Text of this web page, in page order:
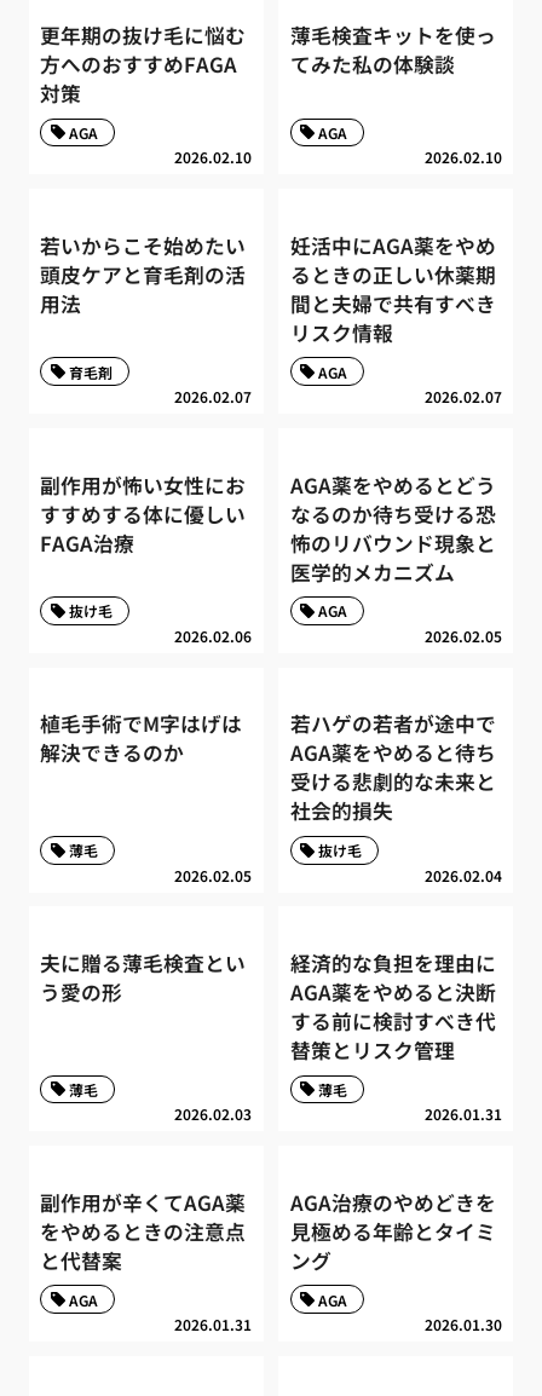
更年期の抜け毛に悩む
方へのおすすめFAGA
対策
2026.02.10
AGA
薄毛検査キットを使っ
てみた私の体験談
2026.02.10
AGA
若いからこそ始めたい
頭皮ケアと育毛剤の活
用法
2026.02.07
育毛剤
妊活中にAGA薬をやめ
るときの正しい休薬期
間と夫婦で共有すべき
リスク情報
2026.02.07
AGA
副作用が怖い女性にお
すすめする体に優しい
FAGA治療
2026.02.06
抜け毛
AGA薬をやめるとどう
なるのか待ち受ける恐
怖のリバウンド現象と
医学的メカニズム
2026.02.05
AGA
植毛手術でM字はげは
解決できるのか
2026.02.05
薄毛
若ハゲの若者が途中で
AGA薬をやめると待ち
受ける悲劇的な未来と
社会的損失
2026.02.04
抜け毛
夫に贈る薄毛検査とい
う愛の形
2026.02.03
薄毛
経済的な負担を理由に
AGA薬をやめると決断
する前に検討すべき代
替策とリスク管理
2026.01.31
薄毛
副作用が辛くてAGA薬
をやめるときの注意点
と代替案
2026.01.31
AGA
AGA治療のやめどきを
見極める年齢とタイミ
ング
2026.01.30
AGA